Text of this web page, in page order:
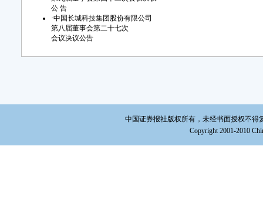
公 告
·中国长城科技集团股份有限公司
第八届董事会第二十七次
会议决议公告
中国证券报社版权所有，未经书面授权不得
Copyright 2001-2010